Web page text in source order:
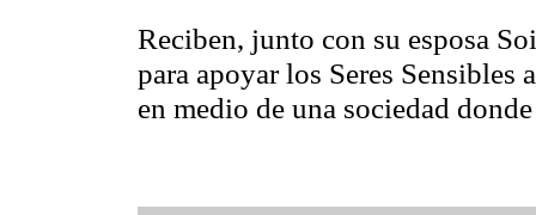
Reciben, junto con su esposa
para apoyar los Seres Sensibles
en medio de una sociedad